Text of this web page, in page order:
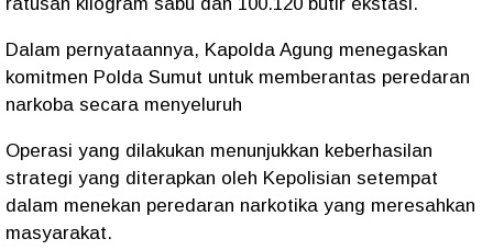
Dalam pernyataannya, Kapolda Agung menegaskan
komitmen Polda Sumut untuk memberantas peredaran
narkoba secara menyeluruh
Operasi yang dilakukan menunjukkan keberhasilan
strategi yang diterapkan oleh Kepolisian setempat
dalam menekan peredaran narkotika yang meresahkan
masyarakat.